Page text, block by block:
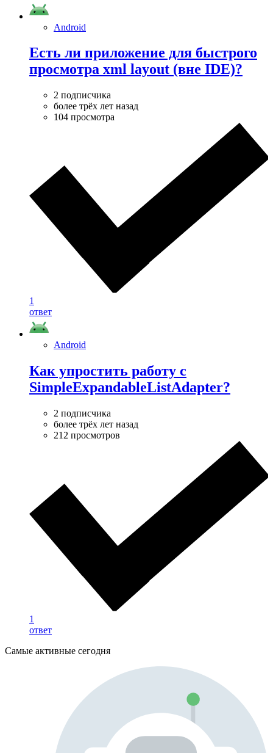
Android
Есть ли приложение для быстрого
просмотра xml layout (вне IDE)?
2 подписчика
более трёх лет назад
104 просмотра
1
ответ
Android
Как упростить работу с
SimpleExpandableListAdapter?
2 подписчика
более трёх лет назад
212 просмотров
1
ответ
Самые активные сегодня